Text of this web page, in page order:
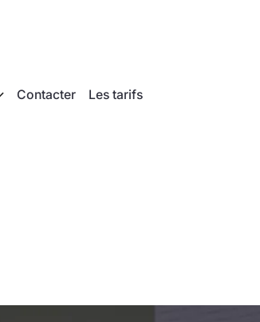
Contacter Les tarifs